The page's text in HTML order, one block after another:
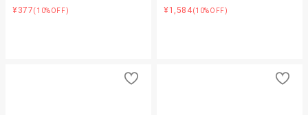
¥377(10%OFF) ¥1,584(10%OFF)